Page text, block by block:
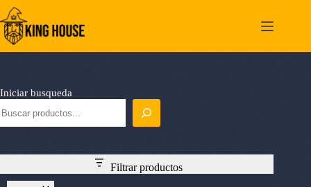
Saltar
al
contenido
Iniciar busqueda
Filtrar productos